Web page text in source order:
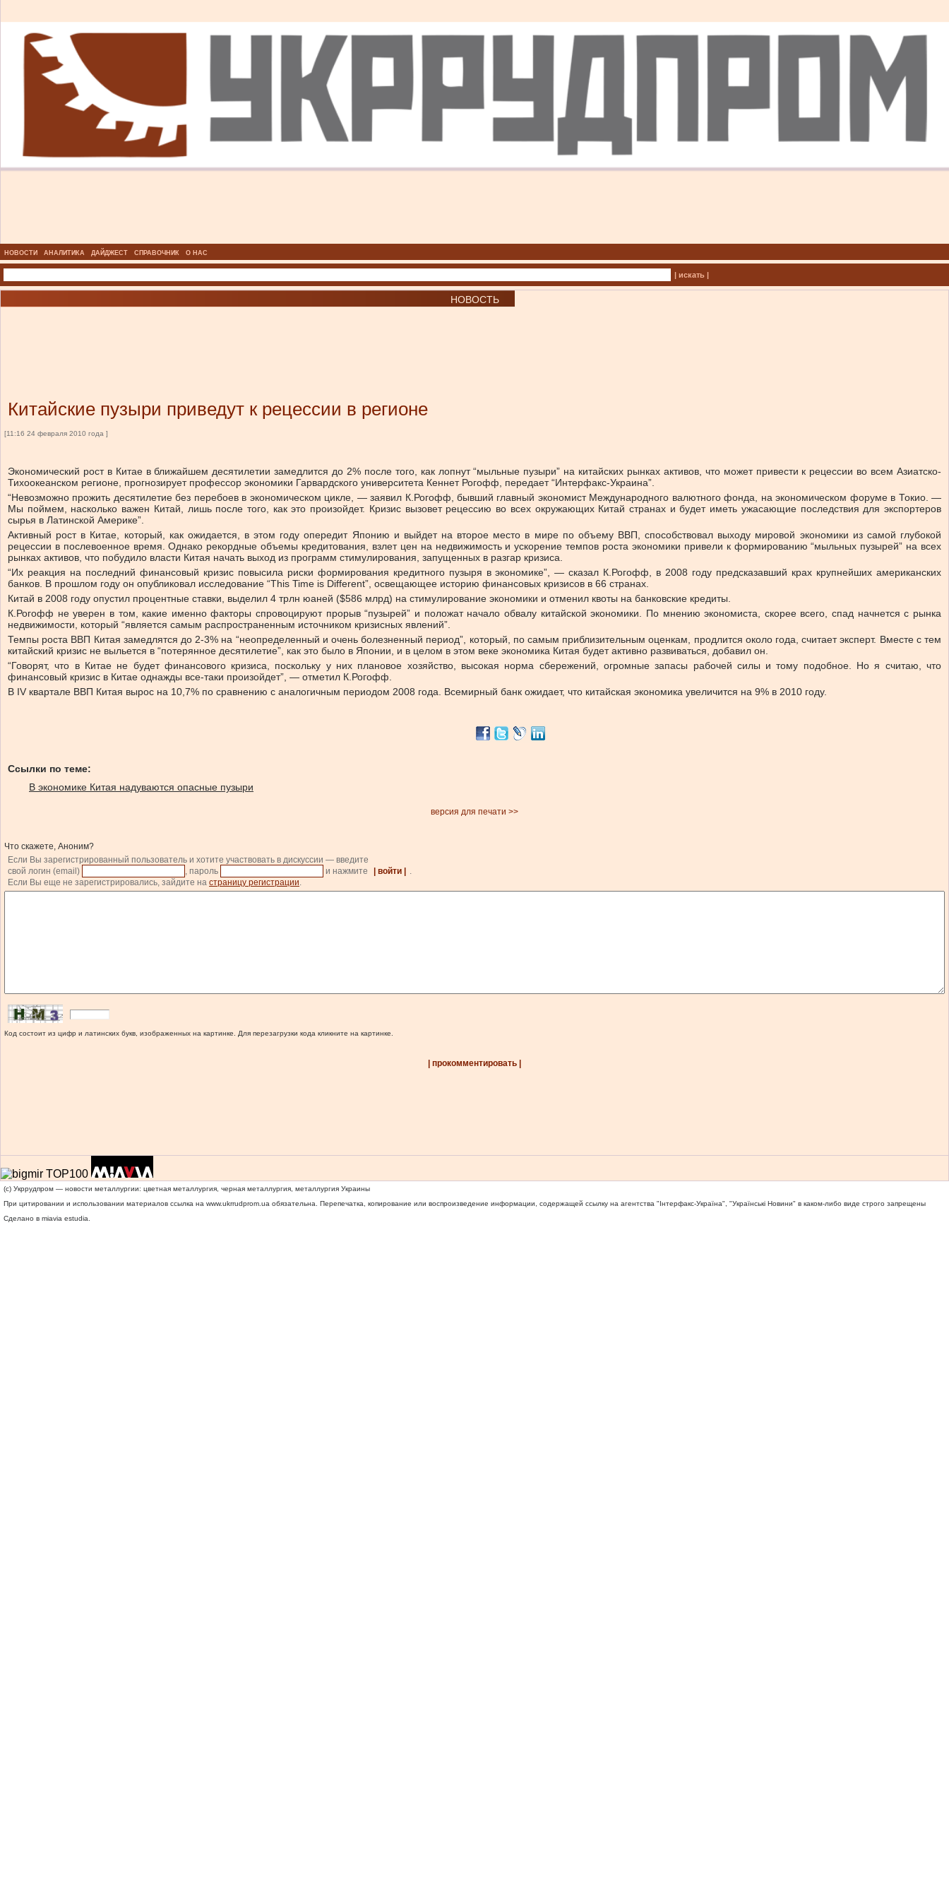
НОВОСТИ АНАЛИТИКА ДАЙДЖЕСТ СПРАВОЧНИК О НАС
| искать |
НОВОСТЬ
Китайские пузыри приведут к рецессии в регионе
[11:16 24 февраля 2010 года ]
Экономический рост в Китае в ближайшем десятилетии замедлится до 2% после того, как лопнут “мыльные пузыри” на китайских рынках активов, что может привести к рецессии во всем Азиатско-
Тихоокеанском регионе, прогнозирует профессор экономики Гарвардского университета Кеннет Рогофф, передает “Интерфакс-Украина”.
“Невозможно прожить десятилетие без перебоев в экономическом цикле, — заявил К.Рогофф, бывший главный экономист Международного валютного фонда, на экономическом форуме в Токио. —
Мы поймем, насколько важен Китай, лишь после того, как это произойдет. Кризис вызовет рецессию во всех окружающих Китай странах и будет иметь ужасающие последствия для экспортеров
сырья в Латинской Америке”.
Активный рост в Китае, который, как ожидается, в этом году опередит Японию и выйдет на второе место в мире по объему ВВП, способствовал выходу мировой экономики из самой глубокой
рецессии в послевоенное время. Однако рекордные объемы кредитования, взлет цен на недвижимость и ускорение темпов роста экономики привели к формированию “мыльных пузырей” на всех
рынках активов, что побудило власти Китая начать выход из программ стимулирования, запущенных в разгар кризиса.
“Их реакция на последний финансовый кризис повысила риски формирования кредитного пузыря в экономике”, — сказал К.Рогофф, в 2008 году предсказавший крах крупнейших американских
банков. В прошлом году он опубликовал исследование “This Time is Different”, освещающее историю финансовых кризисов в 66 странах.
Китай в 2008 году опустил процентные ставки, выделил 4 трлн юаней ($586 млрд) на стимулирование экономики и отменил квоты на банковские кредиты.
К.Рогофф не уверен в том, какие именно факторы спровоцируют прорыв “пузырей” и положат начало обвалу китайской экономики. По мнению экономиста, скорее всего, спад начнется с рынка
недвижимости, который “является самым распространенным источником кризисных явлений”.
Темпы роста ВВП Китая замедлятся до 2-3% на “неопределенный и очень болезненный период”, который, по самым приблизительным оценкам, продлится около года, считает эксперт. Вместе с тем
китайский кризис не выльется в “потерянное десятилетие”, как это было в Японии, и в целом в этом веке экономика Китая будет активно развиваться, добавил он.
“Говорят, что в Китае не будет финансового кризиса, поскольку у них плановое хозяйство, высокая норма сбережений, огромные запасы рабочей силы и тому подобное. Но я считаю, что
финансовый кризис в Китае однажды все-таки произойдет”, — отметил К.Рогофф.
В IV квартале ВВП Китая вырос на 10,7% по сравнению с аналогичным периодом 2008 года. Всемирный банк ожидает, что китайская экономика увеличится на 9% в 2010 году.
Ссылки по теме:
В экономике Китая надуваются опасные пузыри
версия для печати >>
Что скажете, Аноним?
Если Вы зарегистрированный пользователь и хотите участвовать в дискуссии — введите
свой логин (email)
, пароль и нажмите | войти |
.
Если Вы еще не зарегистрировались, зайдите на страницу регистрации.
Код состоит из цифр и латинских букв, изображенных на картинке. Для перезагрузки кода кликните на картинке.
| прокомментировать |
(c) Укррудпром — новости металлургии: цветная металлургия, черная металлургия, металлургия Украины
При цитировании и использовании материалов ссылка на www.ukrrudprom.ua обязательна. Перепечатка, копирование или воспроизведение информации, содержащей ссылку на агентства "Iнтерфакс-Україна", "Українськi Новини" в каком-либо виде строго запрещены
Сделано в miavia estudia.